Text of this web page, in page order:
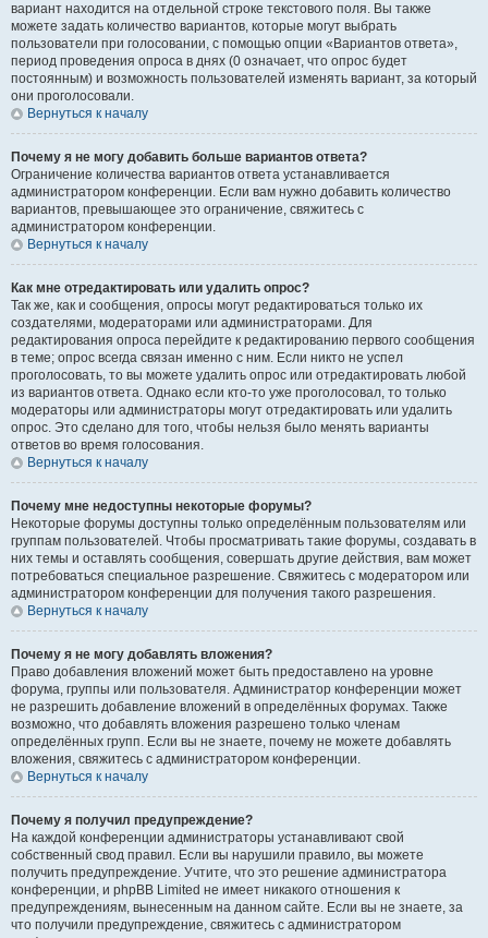
вариант находится на отдельной строке текстового поля. Вы также
можете задать количество вариантов, которые могут выбрать
пользователи при голосовании, с помощью опции «Вариантов ответа»,
период проведения опроса в днях (0 означает, что опрос будет
постоянным) и возможность пользователей изменять вариант, за который
они проголосовали.
Вернуться к началу
Почему я не могу добавить больше вариантов ответа?
Ограничение количества вариантов ответа устанавливается
администратором конференции. Если вам нужно добавить количество
вариантов, превышающее это ограничение, свяжитесь с
администратором конференции.
Вернуться к началу
Как мне отредактировать или удалить опрос?
Так же, как и сообщения, опросы могут редактироваться только их
создателями, модераторами или администраторами. Для
редактирования опроса перейдите к редактированию первого сообщения
в теме; опрос всегда связан именно с ним. Если никто не успел
проголосовать, то вы можете удалить опрос или отредактировать любой
из вариантов ответа. Однако если кто-то уже проголосовал, то только
модераторы или администраторы могут отредактировать или удалить
опрос. Это сделано для того, чтобы нельзя было менять варианты
ответов во время голосования.
Вернуться к началу
Почему мне недоступны некоторые форумы?
Некоторые форумы доступны только определённым пользователям или
группам пользователей. Чтобы просматривать такие форумы, создавать в
них темы и оставлять сообщения, совершать другие действия, вам может
потребоваться специальное разрешение. Свяжитесь с модератором или
администратором конференции для получения такого разрешения.
Вернуться к началу
Почему я не могу добавлять вложения?
Право добавления вложений может быть предоставлено на уровне
форума, группы или пользователя. Администратор конференции может
не разрешить добавление вложений в определённых форумах. Также
возможно, что добавлять вложения разрешено только членам
определённых групп. Если вы не знаете, почему не можете добавлять
вложения, свяжитесь с администратором конференции.
Вернуться к началу
Почему я получил предупреждение?
На каждой конференции администраторы устанавливают свой
собственный свод правил. Если вы нарушили правило, вы можете
получить предупреждение. Учтите, что это решение администратора
конференции, и phpBB Limited не имеет никакого отношения к
предупреждениям, вынесенным на данном сайте. Если вы не знаете, за
что получили предупреждение, свяжитесь с администратором